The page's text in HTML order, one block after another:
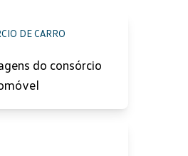
DE CARRO
do consórcio